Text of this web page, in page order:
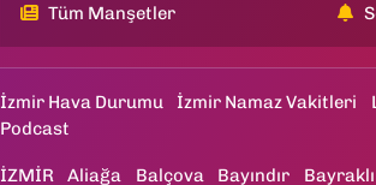
Tüm Manşetler
İzmir Hava Durumu İzmir Namaz Vakitleri
Podcast
İZMİR Aliağa Balçova Bayındır Bayraklı